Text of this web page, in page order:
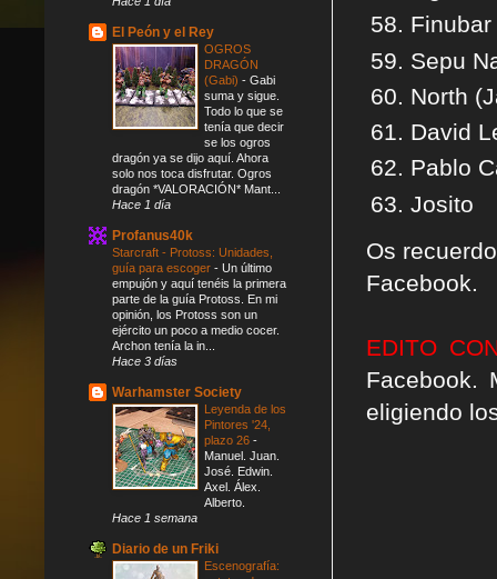
Sepu
North
David
Pablo
Josito
Os
Facebook.
EDITO
Facebook.
eligiendo
El Peón y el Rey
OGROS
DRAGÓN
(Gabi) - Gabi
suma y sigue.
Todo lo que se
tenía que decir
se los ogros
dragón ya se dijo aquí. Ahora
solo nos toca disfrutar. Ogros
dragón *VALORACIÓN* Mant...
Hace 1 día
Profanus40k
Starcraft - Protoss: Unidades,
guía para escoger - Un último
empujón y aquí tenéis la primera
parte de la guía Protoss. En mi
opinión, los Protoss son un
ejército un poco a medio cocer.
Archon tenía la in...
Hace 3 días
Warhamster Society
Leyenda de los
Pintores '24,
plazo 26 -
Manuel. Juan.
José. Edwin.
Axel. Álex.
Alberto.
Hace 1 semana
Diario de un Friki
Escenografía: